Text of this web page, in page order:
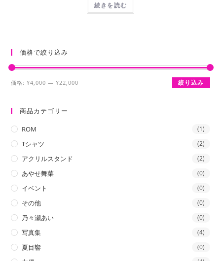
続きを読む
価格で絞り込み
最
格
最
格
絞り込み
価格:¥4,000 —¥22,000
商品カテゴリー
ROM (1)
Tシャツ (2)
アクリルスタンド (2)
あやせ舞菜 (0)
イベント (0)
その他 (0)
乃々瀬あい (0)
写真集 (4)
夏目響 (0)